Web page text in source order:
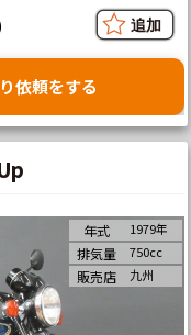
依頼をする
年式 1979年
排気量 750cc
販売店 九州